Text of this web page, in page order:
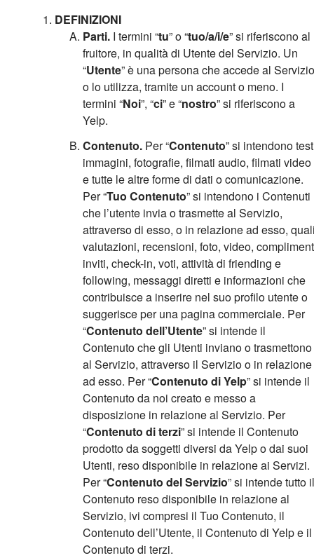
DEFINIZIONI
Parti. I termini “tu” o “tuo/a/i/e” si riferiscono al
fruitore, in qualità di Utente del Servizio. Un
“Utente” è una persona che accede al Servizio
o lo utilizza, tramite un account o meno. I
termini “Noi”, “ci” e “nostro” si riferiscono a
Yelp.
Contenuto. Per “Contenuto” si intendono
immagini, fotografie, filmati audio, filmati video
e tutte le altre forme di dati o comunicazione.
Per “Tuo Contenuto” si intendono i Contenuti
che l’utente invia o trasmette al Servizio,
attraverso di esso, o in relazione ad esso,
valutazioni, recensioni, foto, video,
inviti, check-in, voti, attività di friending e
following, messaggi diretti e informazioni che
contribuisce a inserire nel suo profilo utente o
suggerisce per una pagina commerciale. Per
“Contenuto dell’Utente” si intende il
Contenuto che gli Utenti inviano o trasmettono
al Servizio, attraverso il Servizio o in relazione
ad esso. Per “Contenuto di Yelp” si intende il
Contenuto da noi creato e messo a
disposizione in relazione al Servizio. Per
“Contenuto di terzi” si intende il Contenuto
prodotto da soggetti diversi da Yelp o dai suoi
Utenti, reso disponibile in relazione ai Servizi.
Per “Contenuto del Servizio” si intende tutto il
Contenuto reso disponibile in relazione al
Servizio, ivi compresi il Tuo Contenuto, il
Contenuto dell’Utente, il Contenuto di Yelp e il
Contenuto di terzi.